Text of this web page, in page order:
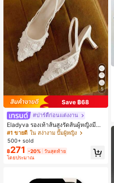
5
Save ฿68
#ปาร์ตี้ก่อนแต่งงาน
Eladyva รองเท้าส้นสูงรัดส้นผู้หญิงมีดอ
กไม้ประดับตาข่ายเสริมและสามารถสว
มได้สองแบบ ส้นสูง 7 ซม. รูปแบบโรมัน
หรูหรา ส้นเข็ม ลุคเทพนิยาย
#1 ขายดี ใน สง่างาม ปั๊มผู้หญิง
500+ sold
฿271 -20% วันสุดท้าย
โดยประมาณ